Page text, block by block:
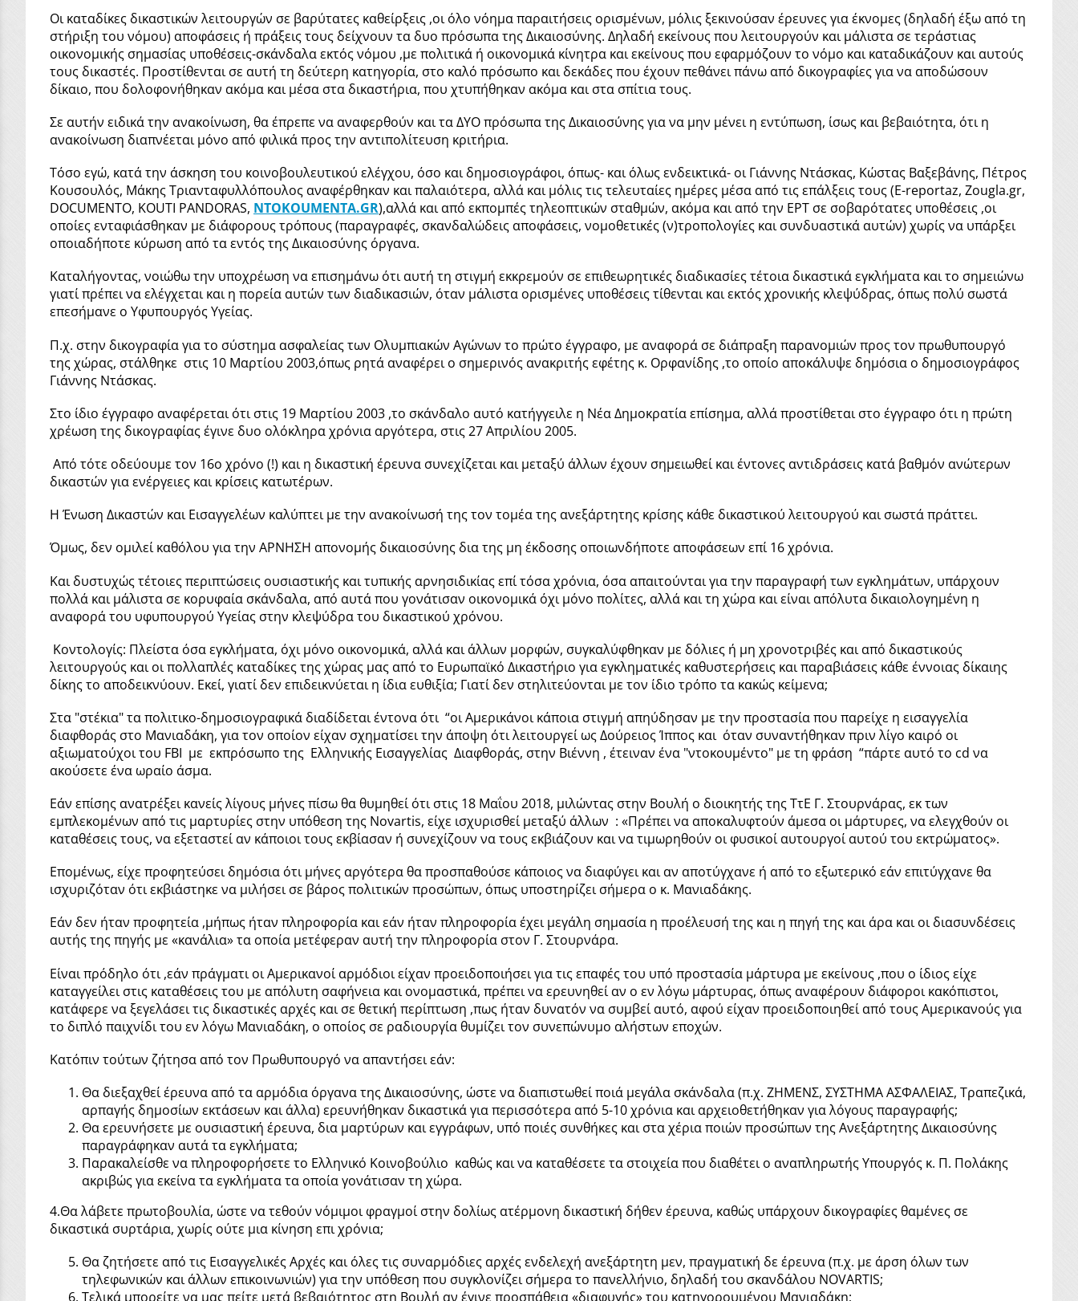
Οι καταδίκες δικαστικών λειτουργών σε βαρύτατες καθείρξεις ,οι όλο νόημα παραιτήσεις ορισμένων, μόλις ξεκινούσαν έρευνες για έκνομες (δηλαδή έξω από τη
στήριξη του νόμου) αποφάσεις ή πράξεις τους δείχνουν τα δυο πρόσωπα της Δικαιοσύνης. Δηλαδή εκείνους που λειτουργούν και μάλιστα σε τεράστιας
οικονομικής σημασίας υποθέσεις-σκάνδαλα εκτός νόμου ,με πολιτικά ή οικονομικά κίνητρα και εκείνους που εφαρμόζουν το νόμο και καταδικάζουν και αυτούς
τους δικαστές. Προστίθενται σε αυτή τη δεύτερη κατηγορία, στο καλό πρόσωπο και δεκάδες που έχουν πεθάνει πάνω από δικογραφίες για να αποδώσουν
δίκαιο, που δολοφονήθηκαν ακόμα και μέσα στα δικαστήρια, που χτυπήθηκαν ακόμα και στα σπίτια τους.
Σε αυτήν ειδικά την ανακοίνωση, θα έπρεπε να αναφερθούν και τα ΔΥΟ πρόσωπα της Δικαιοσύνης για να μην μένει η εντύπωση, ίσως και βεβαιότητα, ότι η
ανακοίνωση διαπνέεται μόνο από φιλικά προς την αντιπολίτευση κριτήρια.
Τόσο εγώ, κατά την άσκηση του κοινοβουλευτικού ελέγχου, όσο και δημοσιογράφοι, όπως- και όλως ενδεικτικά- οι Γιάννης Ντάσκας, Κώστας Βαξεβάνης, Πέτρος
Κουσουλός, Μάκης Τριανταφυλλόπουλος αναφέρθηκαν και παλαιότερα, αλλά και μόλις τις τελευταίες ημέρες μέσα από τις επάλξεις τους (E-reportaz, Ζougla.gr,
DOCUMENTO, KOUTI PANDORAS, NTOKOUMENTA.GR),αλλά και από εκπομπές τηλεοπτικών σταθμών, ακόμα και από την ΕΡΤ σε σοβαρότατες υποθέσεις ,οι
οποίες ενταφιάσθηκαν με διάφορους τρόπους (παραγραφές, σκανδαλώδεις αποφάσεις, νομοθετικές (ν)τροπολογίες και συνδυαστικά αυτών) χωρίς να υπάρξει
οποιαδήποτε κύρωση από τα εντός της Δικαιοσύνης όργανα.
Καταλήγοντας, νοιώθω την υποχρέωση να επισημάνω ότι αυτή τη στιγμή εκκρεμούν σε επιθεωρητικές διαδικασίες τέτοια δικαστικά εγκλήματα και το σημειώνω
γιατί πρέπει να ελέγχεται και η πορεία αυτών των διαδικασιών, όταν μάλιστα ορισμένες υποθέσεις τίθενται και εκτός χρονικής κλεψύδρας, όπως πολύ σωστά
επεσήμανε ο Υφυπουργός Υγείας.
Π.χ. στην δικογραφία για το σύστημα ασφαλείας των Ολυμπιακών Αγώνων το πρώτο έγγραφο, με αναφορά σε διάπραξη παρανομιών προς τον πρωθυπουργό
της χώρας, στάλθηκε στις 10 Μαρτίου 2003,όπως ρητά αναφέρει ο σημερινός ανακριτής εφέτης κ. Ορφανίδης ,το οποίο αποκάλυψε δημόσια ο δημοσιογράφος
Γιάννης Ντάσκας.
Στο ίδιο έγγραφο αναφέρεται ότι στις 19 Μαρτίου 2003 ,το σκάνδαλο αυτό κατήγγειλε η Νέα Δημοκρατία επίσημα, αλλά προστίθεται στο έγγραφο ότι η πρώτη
χρέωση της δικογραφίας έγινε δυο ολόκληρα χρόνια αργότερα, στις 27 Απριλίου 2005.
Από τότε οδεύουμε τον 16ο χρόνο (!) και η δικαστική έρευνα συνεχίζεται και μεταξύ άλλων έχουν σημειωθεί και έντονες αντιδράσεις κατά βαθμόν ανώτερων
δικαστών για ενέργειες και κρίσεις κατωτέρων.
Η Ένωση Δικαστών και Εισαγγελέων καλύπτει με την ανακοίνωσή της τον τομέα της ανεξάρτητης κρίσης κάθε δικαστικού λειτουργού και σωστά πράττει.
Όμως, δεν ομιλεί καθόλου για την ΑΡΝΗΣΗ απονομής δικαιοσύνης δια της μη έκδοσης οποιωνδήποτε αποφάσεων επί 16 χρόνια.
Και δυστυχώς τέτοιες περιπτώσεις ουσιαστικής και τυπικής αρνησιδικίας επί τόσα χρόνια, όσα απαιτούνται για την παραγραφή των εγκλημάτων, υπάρχουν
πολλά και μάλιστα σε κορυφαία σκάνδαλα, από αυτά που γονάτισαν οικονομικά όχι μόνο πολίτες, αλλά και τη χώρα και είναι απόλυτα δικαιολογημένη η
αναφορά του υφυπουργού Υγείας στην κλεψύδρα του δικαστικού χρόνου.
Κοντολογίς: Πλείστα όσα εγκλήματα, όχι μόνο οικονομικά, αλλά και άλλων μορφών, συγκαλύφθηκαν με δόλιες ή μη χρονοτριβές και από δικαστικούς
λειτουργούς και οι πολλαπλές καταδίκες της χώρας μας από το Ευρωπαϊκό Δικαστήριο για εγκληματικές καθυστερήσεις και παραβιάσεις κάθε έννοιας δίκαιης
δίκης το αποδεικνύουν. Εκεί, γιατί δεν επιδεικνύεται η ίδια ευθιξία; Γιατί δεν στηλιτεύονται με τον ίδιο τρόπο τα κακώς κείμενα;
Στα "στέκια" τα πολιτικο-δημοσιογραφικά διαδίδεται έντονα ότι “οι Αμερικάνοι κάποια στιγμή απηύδησαν με την προστασία που παρείχε η εισαγγελία
διαφθοράς στο Μανιαδάκη, για τον οποίον είχαν σχηματίσει την άποψη ότι λειτουργεί ως Δούρειος Ίππος και όταν συναντήθηκαν πριν λίγο καιρό οι
αξιωματούχοι του FBI με εκπρόσωπο της Ελληνικής Εισαγγελίας Διαφθοράς, στην Βιέννη , έτειναν ένα "ντοκουμέντο" με τη φράση “πάρτε αυτό το cd να
ακούσετε ένα ωραίο άσμα.
Εάν επίσης ανατρέξει κανείς λίγους μήνες πίσω θα θυμηθεί ότι στις 18 Μαΐου 2018, μιλώντας στην Βουλή ο διοικητής της ΤτΕ Γ. Στουρνάρας, εκ των
εμπλεκομένων από τις μαρτυρίες στην υπόθεση της Novartis, είχε ισχυρισθεί μεταξύ άλλων : «Πρέπει να αποκαλυφτούν άμεσα οι μάρτυρες, να ελεγχθούν οι
καταθέσεις τους, να εξεταστεί αν κάποιοι τους εκβίασαν ή συνεχίζουν να τους εκβιάζουν και να τιμωρηθούν οι φυσικοί αυτουργοί αυτού του εκτρώματος».
Επομένως, είχε προφητεύσει δημόσια ότι μήνες αργότερα θα προσπαθούσε κάποιος να διαφύγει και αν αποτύγχανε ή από το εξωτερικό εάν επιτύγχανε θα
ισχυριζόταν ότι εκβιάστηκε να μιλήσει σε βάρος πολιτικών προσώπων, όπως υποστηρίζει σήμερα ο κ. Μανιαδάκης.
Εάν δεν ήταν προφητεία ,μήπως ήταν πληροφορία και εάν ήταν πληροφορία έχει μεγάλη σημασία η προέλευσή της και η πηγή της και άρα και οι διασυνδέσεις
αυτής της πηγής με «κανάλια» τα οποία μετέφεραν αυτή την πληροφορία στον Γ. Στουρνάρα.
Είναι πρόδηλο ότι ,εάν πράγματι οι Αμερικανοί αρμόδιοι είχαν προειδοποιήσει για τις επαφές του υπό προστασία μάρτυρα με εκείνους ,που ο ίδιος είχε
καταγγείλει στις καταθέσεις του με απόλυτη σαφήνεια και ονομαστικά, πρέπει να ερευνηθεί αν ο εν λόγω μάρτυρας, όπως αναφέρουν διάφοροι κακόπιστοι,
κατάφερε να ξεγελάσει τις δικαστικές αρχές και σε θετική περίπτωση ,πως ήταν δυνατόν να συμβεί αυτό, αφού είχαν προειδοποιηθεί από τους Αμερικανούς για
το διπλό παιχνίδι του εν λόγω Μανιαδάκη, ο οποίος σε ραδιουργία θυμίζει τον συνεπώνυμο αλήστων εποχών.
Κατόπιν τούτων ζήτησα από τον Πρωθυπουργό να απαντήσει εάν:
Θα διεξαχθεί έρευνα από τα αρμόδια όργανα της Δικαιοσύνης, ώστε να διαπιστωθεί ποιά μεγάλα σκάνδαλα (π.χ. ΖΗΜΕΝΣ, ΣΥΣΤΗΜΑ ΑΣΦΑΛΕΙΑΣ, Τραπεζικά,
αρπαγής δημοσίων εκτάσεων και άλλα) ερευνήθηκαν δικαστικά για περισσότερα από 5-10 χρόνια και αρχειοθετήθηκαν για λόγους παραγραφής;
Θα ερευνήσετε με ουσιαστική έρευνα, δια μαρτύρων και εγγράφων, υπό ποιές συνθήκες και στα χέρια ποιών προσώπων της Ανεξάρτητης Δικαιοσύνης
παραγράφηκαν αυτά τα εγκλήματα;
Παρακαλείσθε να πληροφορήσετε το Ελληνικό Κοινοβούλιο καθώς και να καταθέσετε τα στοιχεία που διαθέτει ο αναπληρωτής Υπουργός κ. Π. Πολάκης
ακριβώς για εκείνα τα εγκλήματα τα οποία γονάτισαν τη χώρα.
4.Θα λάβετε πρωτοβουλία, ώστε να τεθούν νόμιμοι φραγμοί στην δολίως ατέρμονη δικαστική δήθεν έρευνα, καθώς υπάρχουν δικογραφίες θαμένες σε
δικαστικά συρτάρια, χωρίς ούτε μια κίνηση επι χρόνια;
Θα ζητήσετε από τις Εισαγγελικές Αρχές και όλες τις συναρμόδιες αρχές ενδελεχή ανεξάρτητη μεν, πραγματική δε έρευνα (π.χ. με άρση όλων των
τηλεφωνικών και άλλων επικοινωνιών) για την υπόθεση που συγκλονίζει σήμερα το πανελλήνιο, δηλαδή του σκανδάλου ΝΟVARTIS;
Τελικά μπορείτε να μας πείτε μετά βεβαιότητος στη Βουλή αν έγινε προσπάθεια «διαφυγής» του κατηγορουμένου Μανιαδάκη;